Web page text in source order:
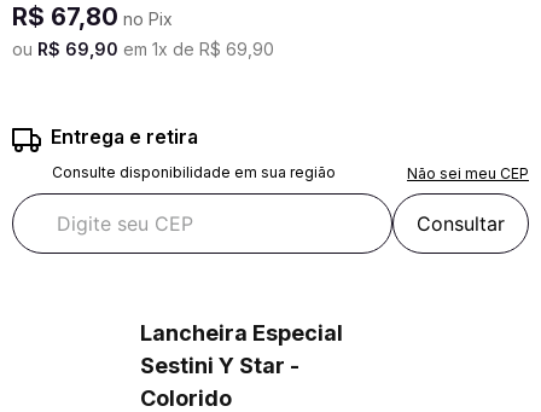
R$ 67,80 no Pix
ou R$ 69 90 em 1x de R$ 69 90
Entrega e retira
Consulte disponibilidade em sua região Não sei meu CEP
Consultar
Lancheira Especial
Sestini Y Star -
Colorido